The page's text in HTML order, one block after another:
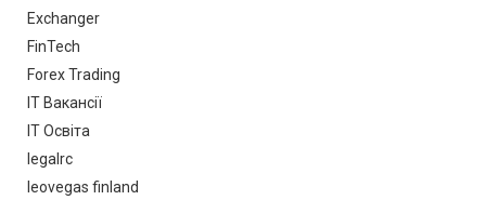
Exchanger
FinTech
Forex Trading
IT Вакансії
IT Освіта
legalrc
leovegas finland